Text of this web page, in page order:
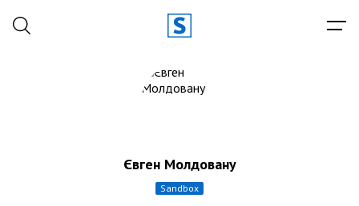
Євген Молдовану
sandbox